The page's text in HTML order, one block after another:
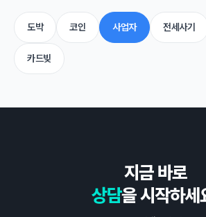
도박 코인 사업자 전세사기
카드빚
지금 바로
상담을 시작하세